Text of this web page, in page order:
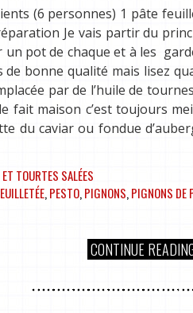
(6 personnes) 1 pâte
Je vais partir du
un pot de chaque et à les
de bonne qualité mais lisez
par de l’huile de
fait maison c’est toujours
du caviar ou fondue
TOURTES SALÉES
,PESTO,PIGNONS,PIGNONS DE
CONTINUE